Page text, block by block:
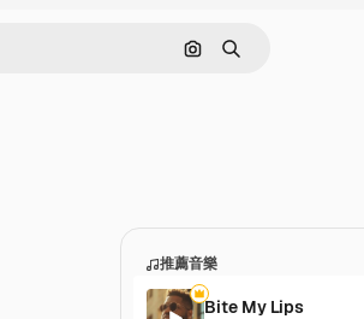
通過圖像搜索
搜尋
推薦音樂
Bite My Lips